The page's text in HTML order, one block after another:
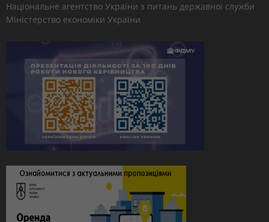
Національне агентство України з питань державної служби
Міністерство економіки України